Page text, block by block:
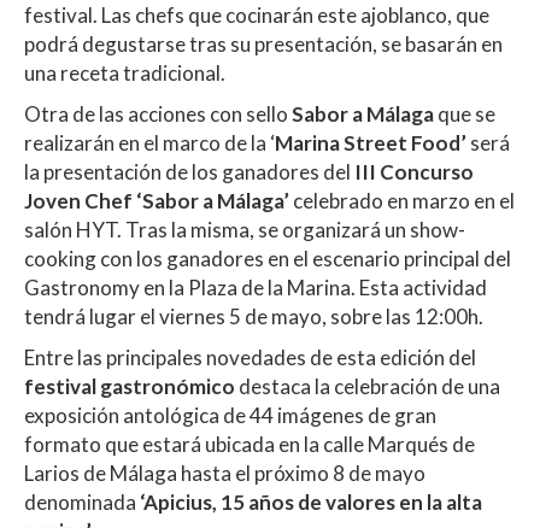
festival. Las chefs que cocinarán este ajoblanco, que
podrá degustarse tras su presentación, se basarán en
una receta tradicional.
Otra de las acciones con selloSabor a Málagaque se
realizarán en el marco de la ‘Marina Street Food’será
la presentación de los ganadores del III Concurso
Joven Chef ‘Sabor a Málaga’celebrado en marzo en el
salón HYT. Tras la misma, se organizará un show-
cooking con los ganadores en el escenario principal del
Gastronomy en la Plaza de la Marina. Esta actividad
tendrá lugar el viernes 5 de mayo, sobre las 12:00h.
Entre las principales novedades de esta edición del
festival gastronómico destaca la celebración de una
exposición antológica de 44 imágenes de gran
formato que estará ubicada en la calle Marqués de
Larios de Málaga hasta el próximo 8 de mayo
denominada ‘Apicius, 15 años de valores en la alta